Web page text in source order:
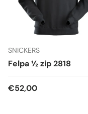
SNICKERS
Felpa ½ zip 2818
€52,00